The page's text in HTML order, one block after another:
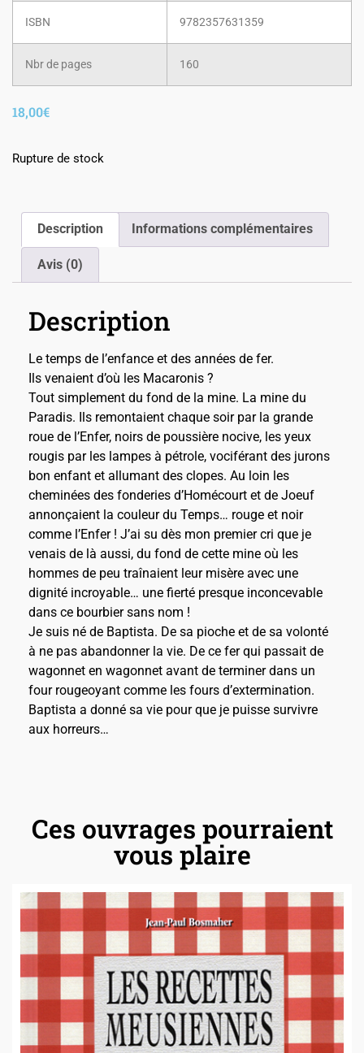
ISBN 9782357631359
Nbr de pages 160
18,00€
Rupture de stock
Description Informations complémentaires
Avis (0)
Description
Le temps de l’enfance et des années de fer.
Ils venaient d’où les Macaronis ?
Tout simplement du fond de la mine. La mine du
Paradis. Ils remontaient chaque soir par la grande
roue de l’Enfer, noirs de poussière nocive, les yeux
rougis par les lampes à pétrole, vociférant des jurons
bon enfant et allumant des clopes. Au loin les
cheminées des fonderies d’Homécourt et de Joeuf
annonçaient la couleur du Temps… rouge et noir
comme l’Enfer ! J’ai su dès mon premier cri que je
venais de là aussi, du fond de cette mine où les
hommes de peu traînaient leur misère avec une
dignité incroyable… une fierté presque inconcevable
dans ce bourbier sans nom !
Je suis né de Baptista. De sa pioche et de sa volonté
à ne pas abandonner la vie. De ce fer qui passait de
wagonnet en wagonnet avant de terminer dans un
four rougeoyant comme les fours d’extermination.
Baptista a donné sa vie pour que je puisse survivre
aux horreurs…
Ces ouvrages pourraient
vous plaire